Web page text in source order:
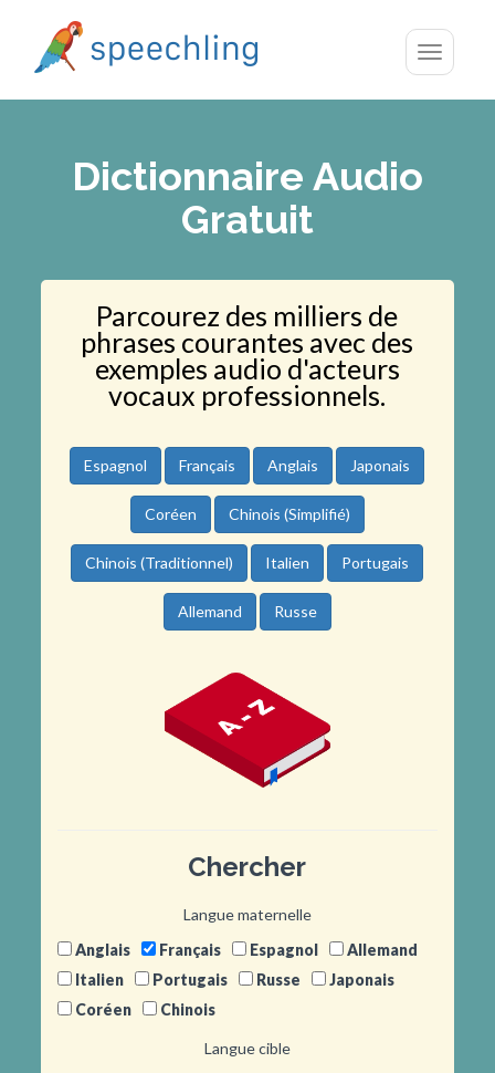
Toggle
Dictionnaire Audio
Gratuit
Parcourez des milliers de
phrases courantes avec des
exemples audio d'acteurs
vocaux professionnels.
Espagnol Français Anglais Japonais
Coréen Chinois (Simplifié)
Chinois (Traditionnel) Italien Portugais
Allemand Russe
Chercher
Langue maternelle
Anglais
Français Espagnol
Allemand
Italien
Portugais Russe
Japonais
Coréen
Chinois
Langue cible